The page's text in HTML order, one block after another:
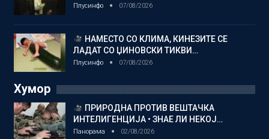
Плусинфо 07/08/2026
НАМЕСТО СО КЛИМА, КИНЕЗИТЕ СЕ
ЛАДАТ СО ЏИНОВСКИ ТИКВИ…
Плусинфо 07/08/2026
Хумор
ПРИРОДНА ПРОТИВ ВЕШТАЧКА
ИНТЕЛИГЕНЦИЈА • ЗНАЕ ЛИ НЕКОЈ…
Панорама 02/08/2026